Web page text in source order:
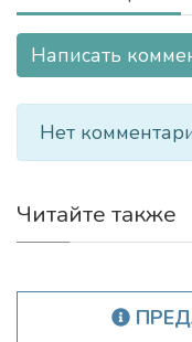
Написать
Нет
Читайте также